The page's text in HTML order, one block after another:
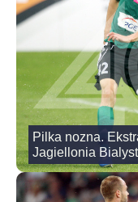
Pilka nozna.
Jagiellonia